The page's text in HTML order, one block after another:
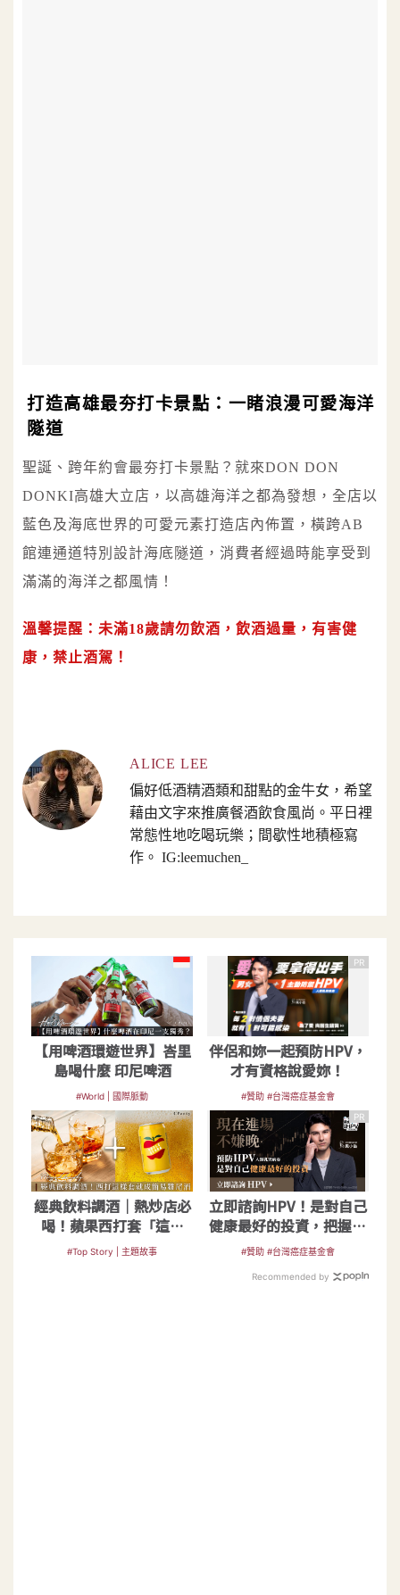
打造高雄最夯打卡景點：一睹浪漫可愛海洋
隧道
聖誕、跨年約會最夯打卡景點？就來DON DON
DONKI高雄大立店，以高雄海洋之都為發想，全店以
藍色及海底世界的可愛元素打造店內佈置，橫跨AB
館連通道特別設計海底隧道，消費者經過時能享受到
滿滿的海洋之都風情！
溫馨提醒：未滿18歲請勿飲酒，飲酒過量，有害健
康，禁止酒駕！
ALICE LEE
偏好低酒精酒類和甜點的金牛女，希望
藉由文字來推廣餐酒飲食風尚。平日裡
常態性地吃喝玩樂；間歇性地積極寫
作。 IG:leemuchen_
【用啤酒環遊世界】峇里
島喝什麼 印尼啤酒
#World | 國際脈動
PR
伴侶和妳一起預防HPV，
才有資格說愛妳！
#贊助 #台灣癌症基金會
經典飲料調酒｜熱炒店必
喝！蘋果西打套「這幾
樣」就成簡易雞尾酒
#Top Story | 主題故事
PR
立即諮詢HPV！是對自己
健康最好的投資，把握現
在不嫌晚！
#贊助 #台灣癌症基金會
Recommended by